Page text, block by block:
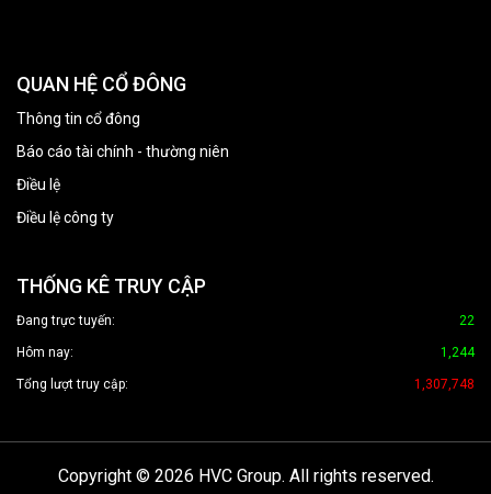
QUAN HỆ CỔ ĐÔNG
Thông tin cổ đông
Báo cáo tài chính - thường niên
Điều lệ
Điều lệ công ty
THỐNG KÊ TRUY CẬP
Đang trực tuyến: 22
Hôm nay: 1,244
Tổng lượt truy cập: 1,307,748
Copyright © 2026 HVC Group. All rights reserved.